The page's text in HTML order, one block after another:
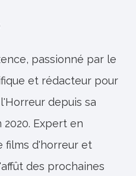
passionné par le
et rédacteur pour
depuis sa
Expert en
films d'horreur et
des prochaines